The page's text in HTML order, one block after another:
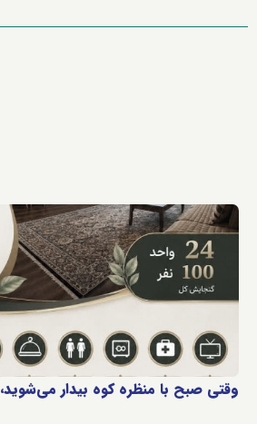
وقتی صبح با منظره کوه بیدار می‌شوید،